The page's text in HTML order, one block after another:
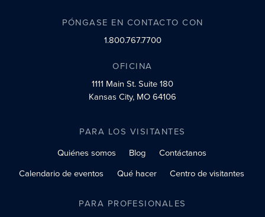
PÓNGASE EN CONTACTO CON
1.800.767.7700
OFICINA
1111 Main St.Suite 180
Kansas City, MO 64106
PARA LOS VISITANTES
Quiénes somos
Blog
Contáctanos
Calendario de eventos
Qué hacer Centro de visitantes
PARA PROFESIONALES